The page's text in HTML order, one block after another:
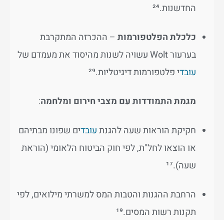
החדשנות.²⁴
כלכלת הפלטפורמות – ההכרזה המתקרבת
בערעור Wolt עשויה לשנות מהיסוד את מעמדם של
עובדי פלטפורמות דיגיטליות.²⁹
מגמת התמודדות עם מצבי חירום ומלחמה:
חקיקת הוראות שעה להגנתעובדים שפונו מבתיהם
או הוצאו לחל"ת, לפי חוק הביטוח הלאומי (הוראת
שעה).¹⁷
הרחבת ההגנות והטבות המס למשרתי מילואים, לפי
תקנות רשות המסים.¹⁹